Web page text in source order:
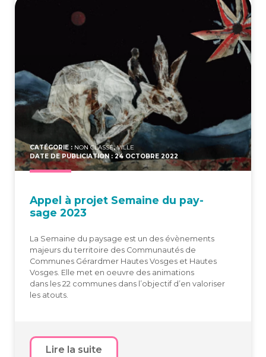
CATÉGORIE : NON CLASSÉ,VILLE
DATE DE PUBLICIATION : 24 OCTOBRE 2022
Appel à pro­jet Semaine du pay­
sage 2023
La Semaine du paysage est un des évènements
majeurs du territoire des Communautés de
Communes Gérardmer Hautes Vosges et Hautes
Vosges. Elle met en oeuvre des animations
dans les 22 communes dans l’objectif d’en valoriser
les atouts.
Lire la suite